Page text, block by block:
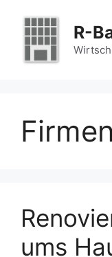
Inhalt
springen
R-
ums